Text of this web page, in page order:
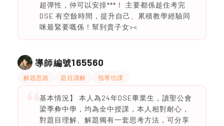
超彈性，仲可以安排***！ 主要都係趁住考完
DSE 有空餘時間，提升自己、累積教學經驗同
咪最緊要嘅係！幫到貴子女><
導師編號165560
解題思路 題目講解 指導功課
基本情況】 本人為24年DSE畢業生，讀聖公會
梁季彜中學，均為全中授課，本人相對耐心，
對題目理解、解題獨有一套思考方法，可分享